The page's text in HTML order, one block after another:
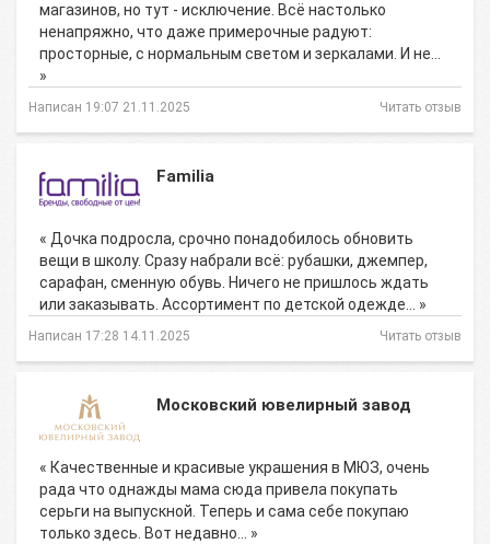
магазинов, но тут - исключение. Всё настолько
ненапряжно, что даже примерочные радуют:
просторные, с нормальным светом и зеркалами. И не…
»
Написан 19:07 21.11.2025 Читать отзыв
Familia
« Дочка подросла, срочно понадобилось обновить
вещи в школу. Сразу набрали всё: рубашки, джемпер,
сарафан, сменную обувь. Ничего не пришлось ждать
или заказывать. Ассортимент по детской одежде… »
Написан 17:28 14.11.2025 Читать отзыв
Московский ювелирный завод
« Качественные и красивые украшения в МЮЗ, очень
рада что однажды мама сюда привела покупать
серьги на выпускной. Теперь и сама себе покупаю
только здесь. Вот недавно… »